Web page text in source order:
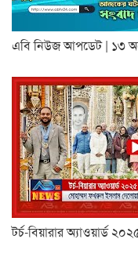
এবি নিউজ আপডেট | ১৩
টর্চ-বিয়ারার অ্যাওয়ার্ড